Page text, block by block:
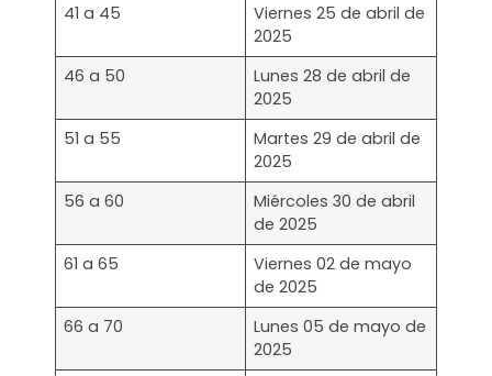
41 a 45
Viernes 25 de abril de
2025
46 a 50
Lunes 28 de abril de
2025
51 a 55
Martes 29 de abril de
2025
56 a 60
Miércoles 30 de abril
de 2025
61 a 65
Viernes 02 de mayo
de 2025
66 a 70
Lunes 05 de mayo de
2025